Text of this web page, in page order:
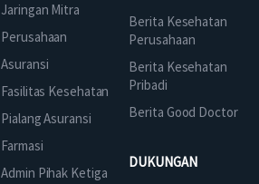
Jaringan Mitra
Perusahaan
Asuransi
Fasilitas Kesehatan
Pialang Asuransi
Farmasi
Admin Pihak Ketiga
Berita Kesehatan
Perusahaan
Berita Kesehatan
Pribadi
Berita Good Doctor
DUKUNGAN